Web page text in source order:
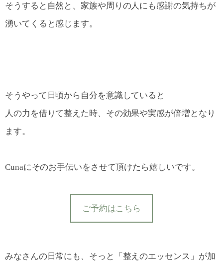
そうすると自然と、家族や周りの人にも感謝の気持ちが
湧いてくると感じます。
そうやって日頃から自分を意識していると
人の力を借りて整えた時、その効果や実感が倍増となり
ます。
Cunaにそのお手伝いをさせて頂けたら嬉しいです。
ご予約はこちら
みなさんの日常にも、そっと「整えのエッセンス」が加